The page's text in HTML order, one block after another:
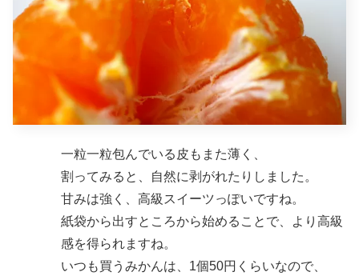
一粒一粒包んでいる皮もまた薄く、
割ってみると、自然に剥がれたりしました。
甘みは強く、高級スイーツっぽいですね。
紙袋から出すところから始めることで、より高級
感を得られますね。
いつも買うみかんは、1個50円くらいなので、